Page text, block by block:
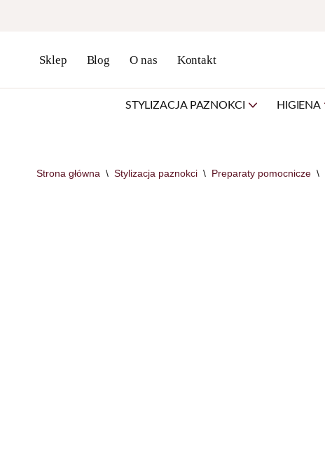
Sklep Blog O nas Kontakt
STYLIZACJA PAZNOKCI HIGIENA
Strona główna \ Stylizacja paznokci \ Preparaty pomocnicze \